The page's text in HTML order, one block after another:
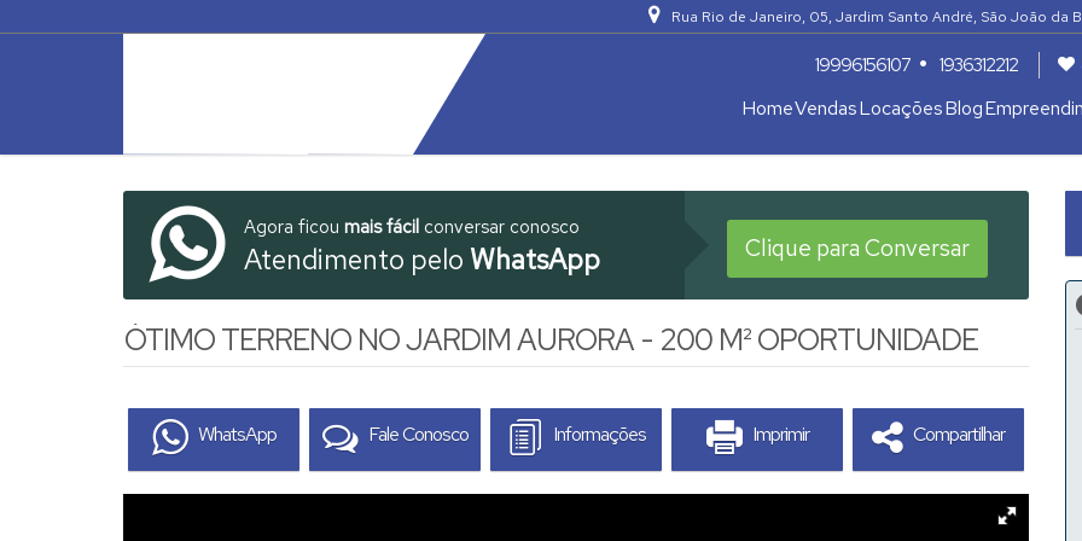
Rua Rio de Janeiro, 05, Jardim Santo André, São João da
19996156107 1936312212
Blog
Locações
Vendas
Home
Agora ficou mais fácil conversar conosco
Atendimento pelo WhatsApp Clique para Conversar
ÓTIMO TERRENO NO JARDIM AURORA - 200 M² OPORTUNIDADE
WhatsApp Fale Conosco Informações Imprimir Compartilhar